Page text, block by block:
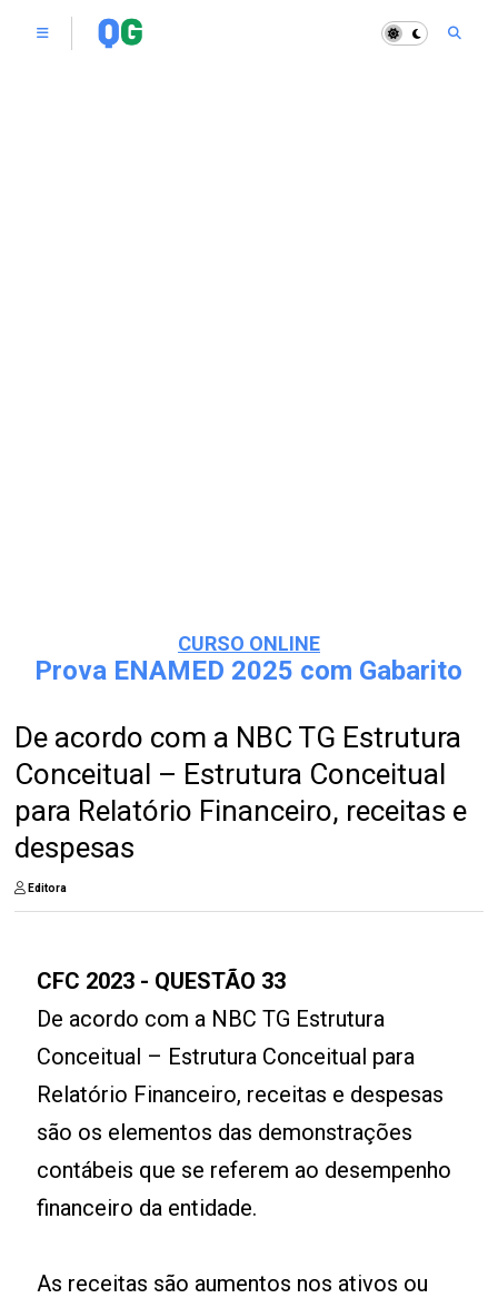
CURSO ONLINE
Prova ENAMED 2025 com Gabarito
De acordo com a NBC TG Estrutura
Conceitual – Estrutura Conceitual
para Relatório Financeiro, receitas e
despesas
Editora
CFC 2023 - QUESTÃO 33
De acordo com a NBC TG Estrutura
Conceitual – Estrutura Conceitual para
Relatório Financeiro, receitas e despesas
são os elementos das demonstrações
contábeis que se referem ao desempenho
financeiro da entidade.
As receitas são aumentos nos ativos ou